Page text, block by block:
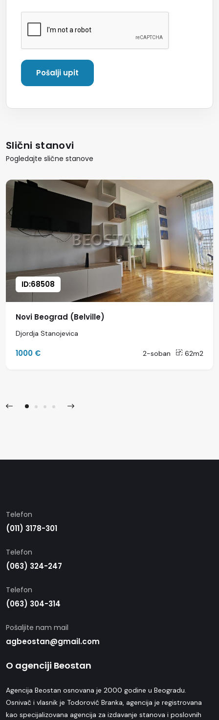
Slični stanovi
Pogledajte slične stanove
ID:68508
Novi Beograd (Belville)
Djordja Stanojevica
1000 € 2-soban 62m2
Telefon
(011) 3178-301
Telefon
(063) 324-247
Telefon
(063) 304-314
Pošaljite nam mail
agbeostan@gmail.com
O agenciji Beostan
Agencija Beostan osnovana je 2000 godine u Beogradu.
Osnivač i vlasnik je Todorović Branka, agencija je registrovana
kao specijalizovana agencija za izdavanje stanova i poslovnih